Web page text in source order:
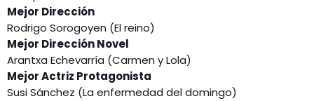
Mejor Dirección
Rodrigo Sorogoyen (El reino)
Mejor Dirección Novel
Arantxa Echevarría (Carmen y Lola)
Mejor Actriz Protagonista
Susi Sánchez (La enfermedad del domingo)